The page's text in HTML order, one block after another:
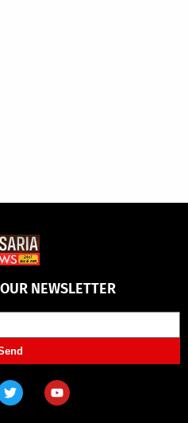
NEWSLETTER